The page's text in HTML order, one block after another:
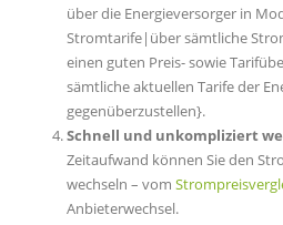
über die Energieversorger in
Stromtarife|über sämtliche
einen guten Preis- sowie
sämtliche aktuellen Tarife der
gegenüberzustellen}.
Schnell und unkompliziert
Zeitaufwand können Sie den
wechseln – vom
Anbieterwechsel.